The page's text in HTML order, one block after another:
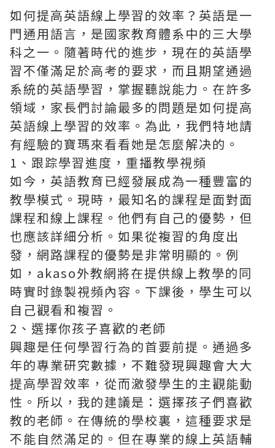
如何提高英語線上學習的效率？英語是一
門通用語言，是國家教育體系中的三大學
科之一。隨著時代的進步，現在的英語學
習不僅滿足於高考的要求，而且期望通過
系統的英語學習，掌握聽說能力。在許多
領域，家長們討論最多的問題是如何提高
英語線上學習的效率。為此，我們特地請
有經驗的寶瑪來看看她是怎麼解决的。
1、跟踪學習進度，重播教學視頻
如今，英語教育已經發展成為一種豐富的
教學模式。現時，最知名的課程是面對面
課程和線上課程。他們有自己的優勢，但
也應該詳細分析。如果從複習的角度出
發，網路課程的優勢是非常明顯的。例
如，akaso外教網將在提供線上教學的同
時實时錄製視頻內容。下課後，學生可以
自己觀看和複習。
2、選擇你孩子喜歡的老師
興趣是任何學習行為的首要前提。通過多
年的專業研究數據，不難發現興趣會大大
提高學習效率，從而激發學生的主觀能動
性。所以，我的建議是：選擇孩子們喜歡
教的老師。在傳統的學校裏，這種要求是
不能自然滿足的。但在專業的線上英語輔